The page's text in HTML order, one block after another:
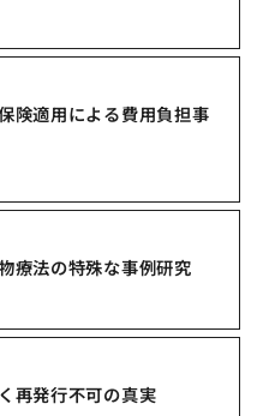
険適用による費用負担事
療法の特殊な事例研究
再発行不可の真実